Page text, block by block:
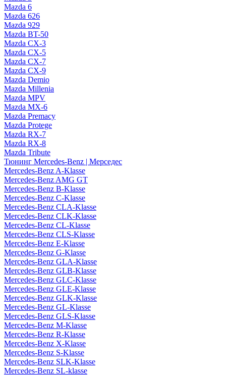
Mazda 6
Mazda 626
Mazda 929
Mazda BT-50
Mazda CX-3
Mazda CX-5
Mazda CX-7
Mazda CX-9
Mazda Demio
Mazda Millenia
Mazda MPV
Mazda MX-6
Mazda Premacy
Mazda Protege
Mazda RX-7
Mazda RX-8
Mazda Tribute
Тюнинг Mercedes-Benz | Мерседес
Mercedes-Benz A-Klasse
Mercedes-Benz AMG GT
Mercedes-Benz B-Klasse
Mercedes-Benz C-Klasse
Mercedes-Benz CLA-Klasse
Mercedes-Benz CLK-Klasse
Mercedes-Benz CL-Klasse
Mercedes-Benz CLS-Klasse
Mercedes-Benz E-Klasse
Mercedes-Benz G-Klasse
Mercedes-Benz GLA-Klasse
Mercedes-Benz GLB-Klasse
Mercedes-Benz GLC-Klasse
Mercedes-Benz GLE-Klasse
Mercedes-Benz GLK-Klasse
Mercedes-Benz GL-Klasse
Mercedes-Benz GLS-Klasse
Mercedes-Benz M-Klasse
Mercedes-Benz R-Klasse
Mercedes-Benz X-Klasse
Mercedes-Benz S-Klasse
Mercedes-Benz SLK-Klasse
Mercedes-Benz SL-klasse